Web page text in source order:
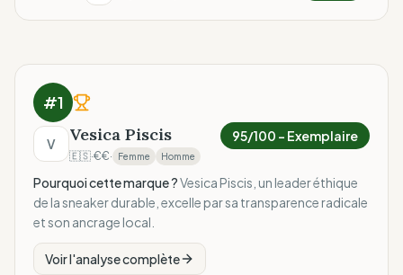
#1
V Vesica Piscis
🇪🇸·€€· Femme Homme
95/100 – Exemplaire
Pourquoi cette marque ?Vesica Piscis, un leader éthique
de la sneaker durable, excelle par sa transparence radicale
et son ancrage local.
Voir l'analyse complète